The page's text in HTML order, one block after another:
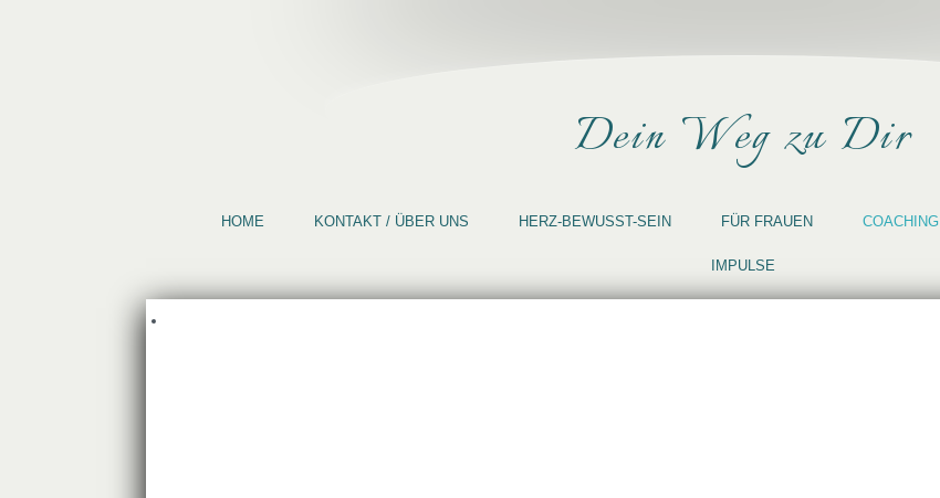
Dein Weg zu Dir
HOME KONTAKT / ÜBER UNS HERZ-BEWUSST-SEIN FÜR FRAUEN COACHING
IMPULSE